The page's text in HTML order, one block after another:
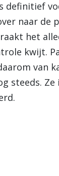
definitief
naar de
het
kwijt.
van
steeds. Ze